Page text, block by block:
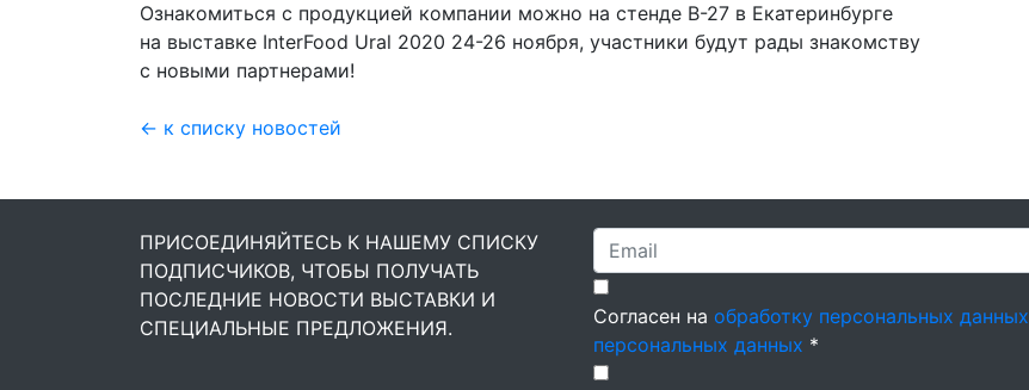
Ознакомиться с продукцией компании можно на стенде В-27 в Екатеринбурге
на выставке InterFood Ural 2020 24-26 ноября, участники будут рады знакомству
с новыми партнерами!
← к списку новостей
ПРИСОЕДИНЯЙТЕСЬ К НАШЕМУ СПИСКУ
ПОДПИСЧИКОВ, ЧТОБЫ ПОЛУЧАТЬ
ПОСЛЕДНИЕ НОВОСТИ ВЫСТАВКИ И
СПЕЦИАЛЬНЫЕ ПРЕДЛОЖЕНИЯ.
Согласен на обработку персональных данных
персональных данных *